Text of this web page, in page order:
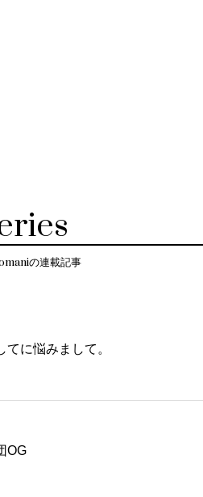
の連載記事
てに悩みまして。
OG